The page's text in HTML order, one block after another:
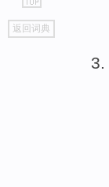
go
top
返回词典